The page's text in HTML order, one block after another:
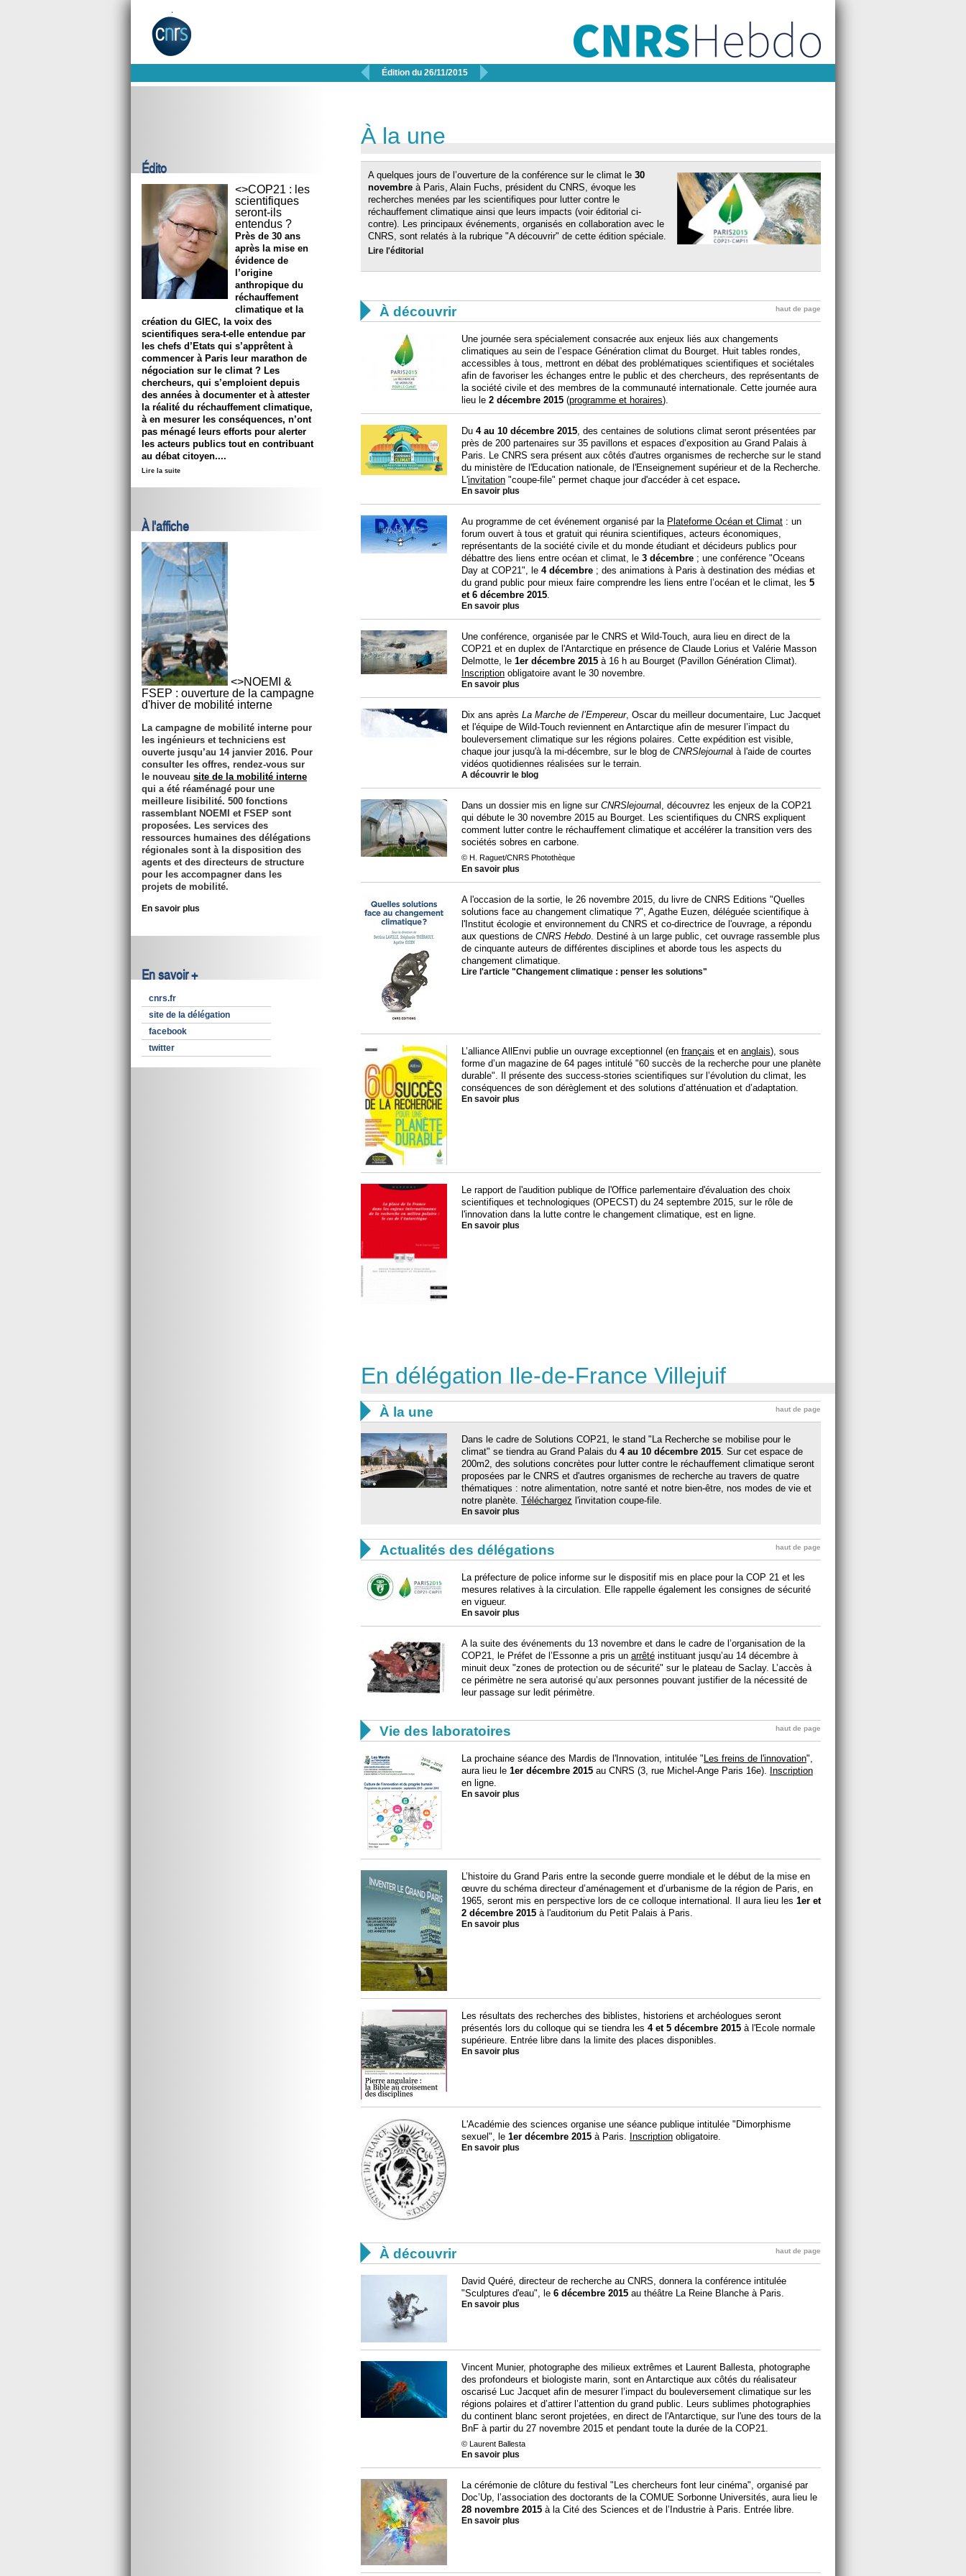
 Édition du 26/11/2015 
Édito
<>COP21 : les
scientifiques
seront-ils
entendus ?
Près de 30 ans
après la mise en
évidence de
l’origine
anthropique du
réchauffement
climatique et la
création du GIEC, la voix des
scientifiques sera-t-elle entendue par
les chefs d’Etats qui s’apprêtent à
commencer à Paris leur marathon de
négociation sur le climat ? Les
chercheurs, qui s’emploient depuis
des années à documenter et à attester
la réalité du réchauffement climatique,
à en mesurer les conséquences, n’ont
pas ménagé leurs efforts pour alerter
les acteurs publics tout en contribuant
au débat citoyen....
Lire la suite
À l'affiche
<>NOEMI &
FSEP : ouverture de la campagne
d'hiver de mobilité interne
La campagne de mobilité interne pour
les ingénieurs et techniciens est
ouverte jusqu’au 14 janvier 2016. Pour
consulter les offres, rendez-vous sur
le nouveau site de la mobilité interne
qui a été réaménagé pour une
meilleure lisibilité. 500 fonctions
rassemblant NOEMI et FSEP sont
proposées. Les services des
ressources humaines des délégations
régionales sont à la disposition des
agents et des directeurs de structure
pour les accompagner dans les
projets de mobilité.
En savoir plus
En savoir +
cnrs.fr
site de la délégation
facebook
twitter
À la une
A quelques jours de l’ouverture de la conférence sur le climat le 30
novembre à Paris, Alain Fuchs, président du CNRS, évoque les
recherches menées par les scientifiques pour lutter contre le
réchauffement climatique ainsi que leurs impacts (voir éditorial ci-
contre). Les principaux événements, organisés en collaboration avec le
CNRS, sont relatés à la rubrique "A découvrir" de cette édition spéciale.
Lire l'éditorial
 À découvrir haut de page
Une journée sera spécialement consacrée aux enjeux liés aux changements
climatiques au sein de l’espace Génération climat du Bourget. Huit tables rondes,
accessibles à tous, mettront en débat des problématiques scientifiques et sociétales
afin de favoriser les échanges entre le public et des chercheurs, des représentants de
la société civile et des membres de la communauté internationale. Cette journée aura
lieu le 2 décembre 2015 (programme et horaires).
Du 4 au 10 décembre 2015, des centaines de solutions climat seront présentées par
près de 200 partenaires sur 35 pavillons et espaces d’exposition au Grand Palais à
Paris. Le CNRS sera présent aux côtés d'autres organismes de recherche sur le stand
du ministère de l'Education nationale, de l'Enseignement supérieur et de la Recherche.
L'invitation "coupe-file" permet chaque jour d'accéder à cet espace.
En savoir plus
Au programme de cet événement organisé par la Plateforme Océan et Climat : un
forum ouvert à tous et gratuit qui réunira scientifiques, acteurs économiques,
représentants de la société civile et du monde étudiant et décideurs publics pour
débattre des liens entre océan et climat, le 3 décembre ; une conférence "Oceans
Day at COP21", le 4 décembre ; des animations à Paris à destination des médias et
du grand public pour mieux faire comprendre les liens entre l’océan et le climat, les 5
et 6 décembre 2015.
En savoir plus
Une conférence, organisée par le CNRS et Wild-Touch, aura lieu en direct de la
COP21 et en duplex de l'Antarctique en présence de Claude Lorius et Valérie Masson
Delmotte, le 1er décembre 2015 à 16 h au Bourget (Pavillon Génération Climat).
Inscription obligatoire avant le 30 novembre.
En savoir plus
Dix ans après La Marche de l’Empereur, Oscar du meilleur documentaire, Luc Jacquet
et l'équipe de Wild-Touch reviennent en Antarctique afin de mesurer l’impact du
bouleversement climatique sur les régions polaires. Cette expédition est visible,
chaque jour jusqu'à la mi-décembre, sur le blog de CNRSlejourna l à l'aide de courtes
vidéos quotidiennes réalisées sur le terrain.
A découvrir le blog
Dans un dossier mis en ligne sur CNRSlejourna l, découvrez les enjeux de la COP21
qui débute le 30 novembre 2015 au Bourget. Les scientifiques du CNRS expliquent
comment lutter contre le réchauffement climatique et accélérer la transition vers des
sociétés sobres en carbone.
© H. Raguet/CNRS Photothèque
En savoir plus
A l'occasion de la sortie, le 26 novembre 2015, du livre de CNRS Editions "Quelles
solutions face au changement climatique ?", Agathe Euzen, déléguée scientifique à
l'Institut écologie et environnement du CNRS et co-directrice de l'ouvrage, a répondu
aux questions de CNRS Hebdo . Destiné à un large public, cet ouvrage rassemble plus
de cinquante auteurs de différentes disciplines et aborde tous les aspects du
changement climatique.
Lire l'article "Changement climatique : penser les solutions"
L’alliance AllEnvi publie un ouvrage exceptionnel (en français et en anglais), sous
forme d’un magazine de 64 pages intitulé "60 succès de la recherche pour une planète
durable". Il présente des success-stories scientifiques sur l’évolution du climat, les
conséquences de son dérèglement et des solutions d’atténuation et d’adaptation.
En savoir plus
Le rapport de l'audition publique de l'Office parlementaire d'évaluation des choix
scientifiques et technologiques (OPECST) du 24 septembre 2015, sur le rôle de
l'innovation dans la lutte contre le changement climatique, est en ligne.
En savoir plus
En délégation Ile-de-France Villejuif
 À la une haut de page
Dans le cadre de Solutions COP21, le stand "La Recherche se mobilise pour le
climat" se tiendra au Grand Palais du 4 au 10 décembre 2015 . Sur cet espace de
200m2, des solutions concrètes pour lutter contre le réchauffement climatique seront
proposées par le CNRS et d'autres organismes de recherche au travers de quatre
thématiques : notre alimentation, notre santé et notre bien-être, nos modes de vie et
notre planète. Téléchargez l'invitation coupe-file.
En savoir plus
 Actualités des délégations haut de page
La préfecture de police informe sur le dispositif mis en place pour la COP 21 et les
mesures relatives à la circulation. Elle rappelle également les consignes de sécurité
en vigueur.
En savoir plus
A la suite des événements du 13 novembre et dans le cadre de l’organisation de la
COP21, le Préfet de l’Essonne a pris un arrêté instituant jusqu’au 14 décembre à
minuit deux "zones de protection ou de sécurité" sur le plateau de Saclay. L’accès à
ce périmètre ne sera autorisé qu’aux personnes pouvant justifier de la nécessité de
leur passage sur ledit périmètre.
 Vie des laboratoires haut de page
La prochaine séance des Mardis de l'Innovation, intitulée "Les freins de l'innovation",
aura lieu le 1er décembre 2015 au CNRS (3, rue Michel-Ange Paris 16e). Inscription
en ligne.
En savoir plus
L’histoire du Grand Paris entre la seconde guerre mondiale et le début de la mise en
œuvre du schéma directeur d’aménagement et d’urbanisme de la région de Paris, en
1965, seront mis en perspective lors de ce colloque international. Il aura lieu les 1er et
2 décembre 2015 à l'auditorium du Petit Palais à Paris.
En savoir plus
Les résultats des recherches des biblistes, historiens et archéologues seront
présentés lors du colloque qui se tiendra les 4 et 5 décembre 2015 à l'Ecole normale
supérieure. Entrée libre dans la limite des places disponibles.
En savoir plus
L'Académie des sciences organise une séance publique intitulée "Dimorphisme
sexuel", le 1er décembre 2015 à Paris. Inscription obligatoire.
En savoir plus
 À découvrir haut de page
David Quéré, directeur de recherche au CNRS, donnera la conférence intitulée
"Sculptures d'eau", le 6 décembre 2015 au théâtre La Reine Blanche à Paris.
En savoir plus
Vincent Munier, photographe des milieux extrêmes et Laurent Ballesta, photographe
des profondeurs et biologiste marin, sont en Antarctique aux côtés du réalisateur
oscarisé Luc Jacquet afin de mesurer l’impact du bouleversement climatique sur les
régions polaires et d’attirer l’attention du grand public. Leurs sublimes photographies
du continent blanc seront projetées, en direct de l'Antarctique, sur l'une des tours de la
BnF à partir du 27 novembre 2015 et pendant toute la durée de la COP21.
© Laurent Ballesta
En savoir plus
La cérémonie de clôture du festival "Les chercheurs font leur cinéma", organisé par
Doc’Up, l’association des doctorants de la COMUE Sorbonne Universités, aura lieu le
28 novembre 2015 à la Cité des Sciences et de l’Industrie à Paris. Entrée libre.
En savoir plus